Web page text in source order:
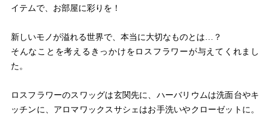
イテムで、お部屋に彩りを！
新しいモノが溢れる世界で、本当に大切なものとは…？
そんなことを考えるきっかけをロスフラワーが与えてくれまし
た。
ロスフラワーのスワッグは玄関先に、ハーバリウムは洗面台やキ
ッチンに、アロマワックスサシェはお手洗いやクローゼットに。